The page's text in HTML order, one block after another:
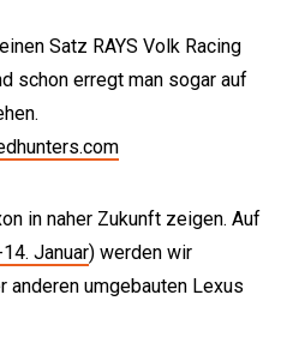
Satz RAYS Volk Racing
schon erregt man sogar auf
in naher Zukunft zeigen. Auf
Januar) werden wir
anderen umgebauten Lexus